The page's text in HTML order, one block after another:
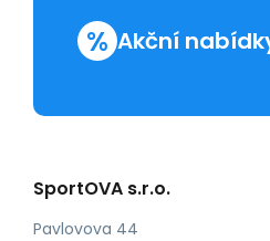
% Akční
SportOVA s.r.o.
Pavlovova 44